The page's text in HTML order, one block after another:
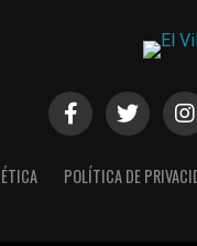
POLÍTICA DE